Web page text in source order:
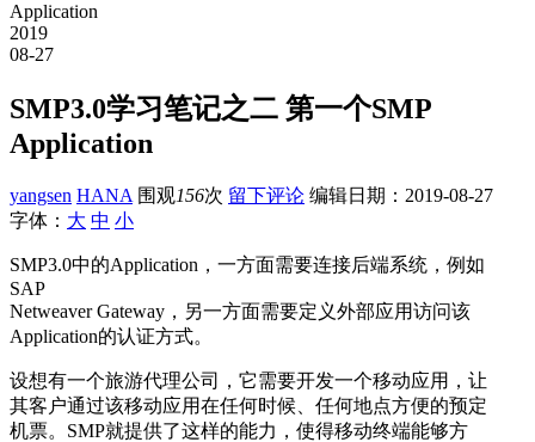
Application
2019
08-27
SMP3.0学习笔记之二 第一个SMP
Application
yangsen HANA 围观156次 留下评论 编辑日期： 2019-08-27
字体： 大 中 小
SMP3.0中的Application，一方面需要连接后端系统，例如
SAP
Netweaver Gateway，另一方面需要定义外部应用访问该
Application的认证方式。
设想有一个旅游代理公司，它需要开发一个移动应用，让
其客户通过该移动应用在任何时候、任何地点方便的预定
机票。SMP就提供了这样的能力，使得移动终端能够方